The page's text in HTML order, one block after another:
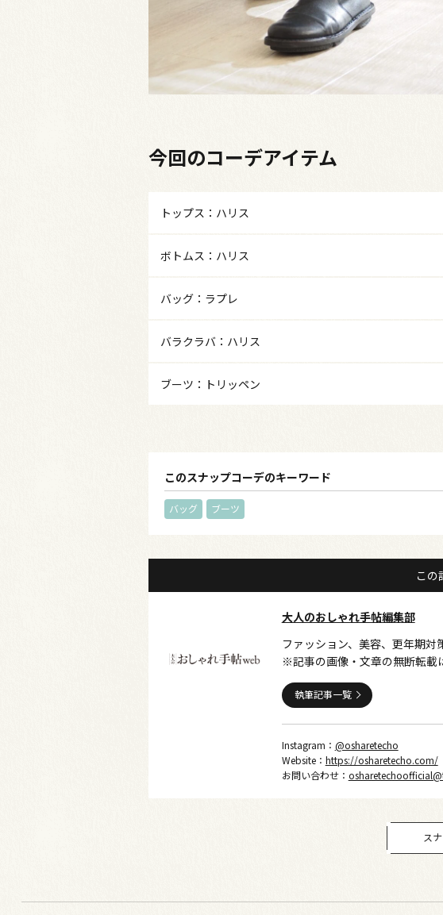
今回のコーデアイテム
トップス：ハリス
ボトムス：ハリス
バッグ：ラプレ
バラクラバ：ハリス
ブーツ：トリッペン
このスナップコーデのキーワード
バッグ ブーツ
この
大人のおしゃれ手帖編集部
ファッション、美容、更年期対
※記事の画像・文章の無断転載
執筆記事一覧
Instagram： @osharetecho
Website： https://osharetecho.com/
お問い合わせ：
ス